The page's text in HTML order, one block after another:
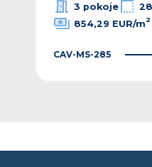
3 pokoje
854,29 EUR/m2
CAV-MS-285